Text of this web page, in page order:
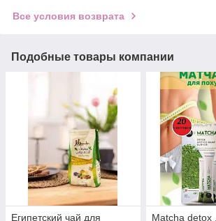
Все условия возврата
Подобные товары компании
Египетский чай для
Matcha detox